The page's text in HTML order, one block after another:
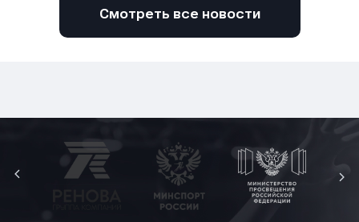
Смотреть все новости